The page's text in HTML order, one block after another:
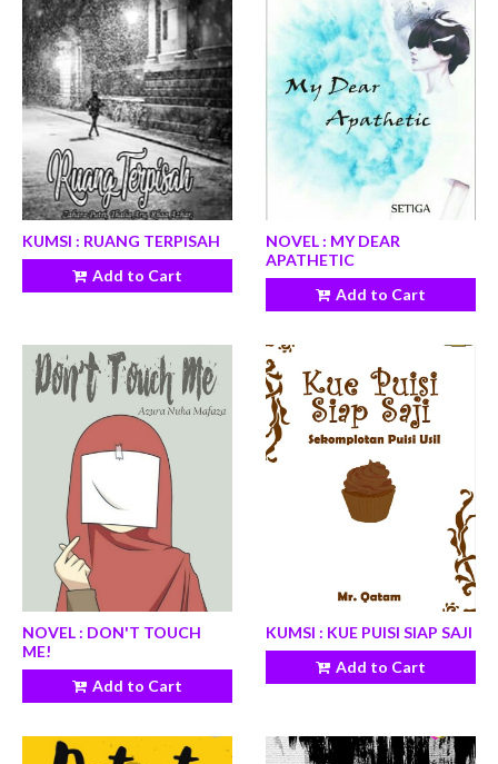
KUMSI : RUANG TERPISAH
Add to Cart
NOVEL : MY DEAR
APATHETIC
Add to Cart
NOVEL : DON'T TOUCH
ME!
Add to Cart
KUMSI : KUE PUISI SIAP SAJI
Add to Cart